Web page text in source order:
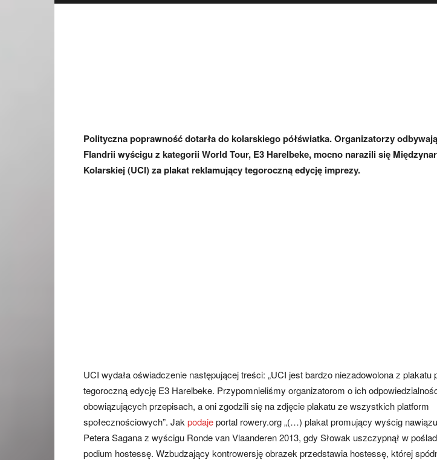
Polityczna poprawność dotarła do kolarskiego półświatka. Organizatorzy
Flandrii wyścigu z kategorii World Tour, E3 Harelbeke, mocno narazili się
Kolarskiej (UCI) za plakat reklamujący tegoroczną edycję imprezy.
UCI wydała oświadczenie następującej treści: „UCI jest bardzo niezadowolona z plakatu
tegoroczną edycję E3 Harelbeke. Przypomnieliśmy organizatorom o ich
obowiązujących przepisach, a oni zgodzili się na zdjęcie plakatu ze wszystkich platform
społecznościowych”. Jak podajeportal rowery.org „(…) plakat promujący wyścig
Petera Sagana z wyścigu Ronde van Vlaanderen 2013, gdy Słowak uszczypnął w
podium hostessę. Wzbudzający kontrowersję obrazek przedstawia hostessę, której